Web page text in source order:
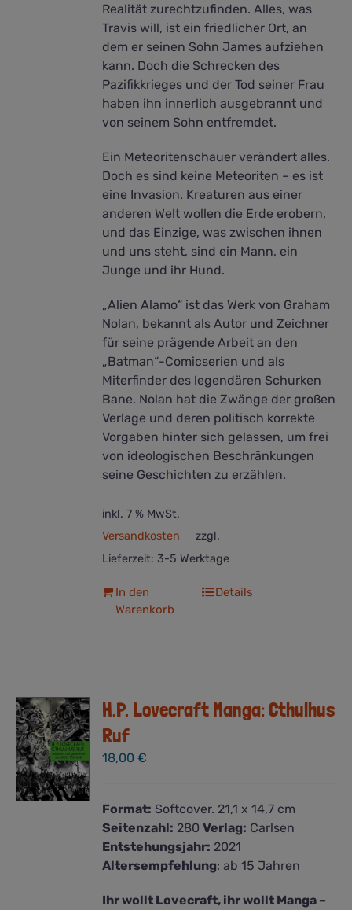
Realität zurechtzufinden. Alles, was
Travis will, ist ein friedlicher Ort, an
dem er seinen Sohn James aufziehen
kann. Doch die Schrecken des
Pazifikkrieges und der Tod seiner Frau
haben ihn innerlich ausgebrannt und
von seinem Sohn entfremdet.
Ein Meteoritenschauer verändert alles.
Doch es sind keine Meteoriten – es ist
eine Invasion. Kreaturen aus einer
anderen Welt wollen die Erde erobern,
und das Einzige, was zwischen ihnen
und uns steht, sind ein Mann, ein
Junge und ihr Hund.
„Alien Alamo“ ist das Werk von Graham
Nolan, bekannt als Autor und Zeichner
für seine prägende Arbeit an den
„Batman“-Comicserien und als
Miterfinder des legendären Schurken
Bane. Nolan hat die Zwänge der großen
Verlage und deren politisch korrekte
Vorgaben hinter sich gelassen, um frei
von ideologischen Beschränkungen
seine Geschichten zu erzählen.
inkl. 7 % MwSt.
zzgl.
Versandkosten
Lieferzeit: 3-5 Werktage
In den
Warenkorb
Details
H.P. Lovecraft Manga: Cthulhus
Ruf
18,00€
Format: Softcover. 21,1 x 14,7 cm
Seitenzahl: 280Verlag: Carlsen
Entstehungsjahr: 2021
Altersempfehlung: ab 15 Jahren
Ihr wollt Lovecraft, ihr wollt Manga –